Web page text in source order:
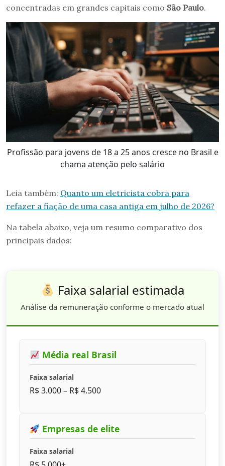
concentradas em grandes capitais como São Paulo.
Profissão para jovens de 18 a 25 anos cresce no Brasil e
chama atenção pelo salário
Leia também: Quanto um eletricista cobra para
refazer a fiação de uma casa antiga em julho de 2026?
Na tabela abaixo, veja um resumo comparativo dos
principais dados:
Faixa salarial estimada
Análise da remuneração conforme o mercado atual
Média real Brasil
Faixa salarial
R$ 3.000 – R$ 4.500
Empresas de elite
Faixa salarial